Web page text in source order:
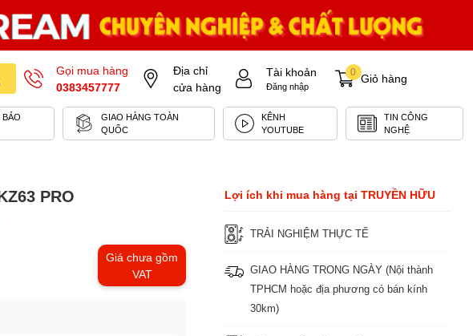
Gọi mua hàng
0383457777
Địa chỉ
cửa hàng
Tài khoản
Đăng nhập
Giỏ hàng
0
BẢO
GIAO HÀNG TOÀN
QUỐC
KÊNH
YOUTUBE
TIN CÔNG
NGHỆ
PRO
Giá chưa gồm
VAT
Lợi ích khi mua hàng tại TRUYỀN HỮU
TRẢI NGHIỆM THỰC TẾ
GIAO HÀNG TRONG NGÀY (Nội thành
TPHCM hoặc địa phương có bán kính
30km)